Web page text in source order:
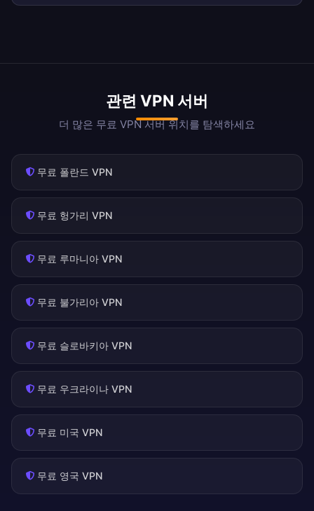
관련 VPN 서버
더 많은 무료 VPN 서버 위치를 탐색하세요
무료 폴란드 VPN
무료 헝가리 VPN
무료 루마니아 VPN
무료 불가리아 VPN
무료 슬로바키아 VPN
무료 우크라이나 VPN
무료 미국 VPN
무료 영국 VPN